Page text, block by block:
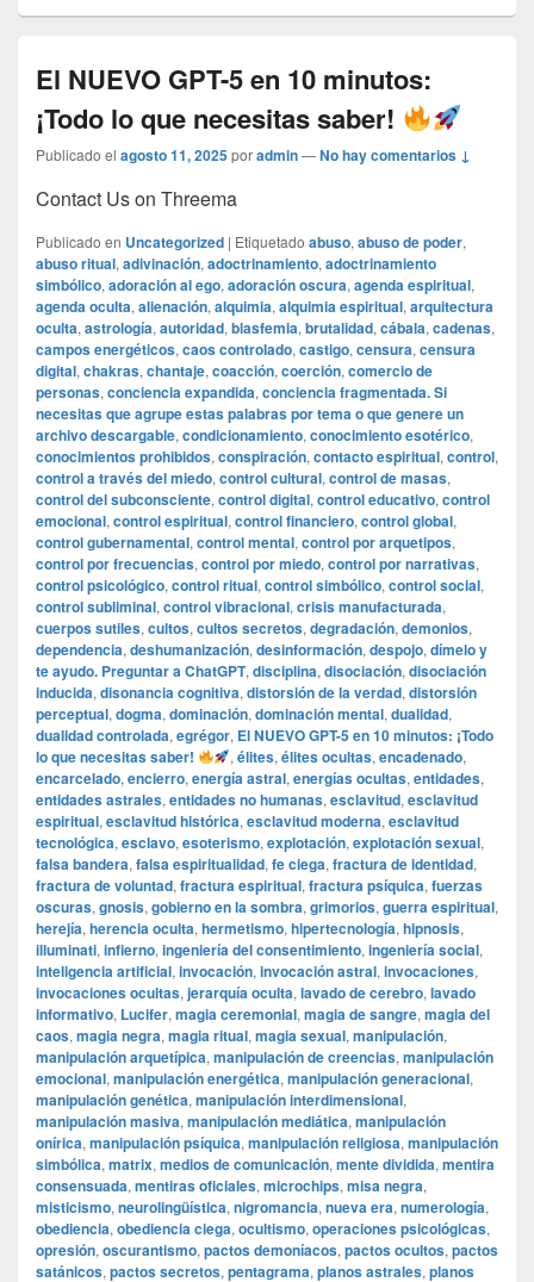
El NUEVO GPT-5 en 10 minutos:
¡Todo lo que necesitas saber!
Publicado el agosto 11, 2025poradmin—No hay comentarios ↓
Contact Us on Threema
Publicado en Uncategorized | Etiquetado abuso, abuso de poder,
abuso ritual, adivinación, adoctrinamiento, adoctrinamiento
simbólico, adoración al ego, adoración oscura, agenda espiritual,
agenda oculta, alienación, alquimia, alquimia espiritual, arquitectura
oculta, astrología, autoridad, blasfemia, brutalidad, cábala, cadenas,
campos energéticos, caos controlado, castigo, censura, censura
digital, chakras, chantaje, coacción, coerción, comercio de
personas, conciencia expandida, conciencia fragmentada. Si
necesitas que agrupe estas palabras por tema o que genere un
archivo descargable, condicionamiento, conocimiento esotérico,
conocimientos prohibidos, conspiración, contacto espiritual, control,
control a través del miedo, control cultural, control de masas,
control del subconsciente, control digital, control educativo, control
emocional, control espiritual, control financiero, control global,
control gubernamental, control mental, control por arquetipos,
control por frecuencias, control por miedo, control por narrativas,
control psicológico, control ritual, control simbólico, control social,
control subliminal, control vibracional, crisis manufacturada,
cuerpos sutiles, cultos, cultos secretos, degradación, demonios,
dependencia, deshumanización, desinformación, despojo, dímelo y
te ayudo. Preguntar a ChatGPT, disciplina, disociación, disociación
inducida, disonancia cognitiva, distorsión de la verdad, distorsión
perceptual, dogma, dominación, dominación mental, dualidad,
dualidad controlada, egrégor, El NUEVO GPT-5 en 10 minutos: ¡Todo
lo que necesitas saber!
,élites,élites ocultas,encadenado,
encarcelado, encierro, energía astral, energías ocultas, entidades,
entidades astrales, entidades no humanas, esclavitud, esclavitud
espiritual, esclavitud histórica, esclavitud moderna, esclavitud
tecnológica, esclavo, esoterismo, explotación, explotación sexual,
falsa bandera, falsa espiritualidad, fe ciega, fractura de identidad,
fractura de voluntad, fractura espiritual, fractura psíquica, fuerzas
oscuras, gnosis, gobierno en la sombra, grimorios, guerra espiritual,
herejía, herencia oculta, hermetismo, hipertecnología, hipnosis,
illuminati, infierno, ingeniería del consentimiento, ingeniería social,
inteligencia artificial, invocación, invocación astral, invocaciones,
invocaciones ocultas, jerarquía oculta, lavado de cerebro, lavado
informativo, Lucifer, magia ceremonial, magia de sangre, magia del
caos, magia negra, magia ritual, magia sexual, manipulación,
manipulación arquetípica, manipulación de creencias, manipulación
emocional, manipulación energética, manipulación generacional,
manipulación genética, manipulación interdimensional,
manipulación masiva, manipulación mediática, manipulación
onírica, manipulación psíquica, manipulación religiosa, manipulación
simbólica, matrix, medios de comunicación, mente dividida, mentira
consensuada, mentiras oficiales, microchips, misa negra,
misticismo, neurolingüística, nigromancia, nueva era, numerología,
obediencia, obediencia ciega, ocultismo, operaciones psicológicas,
opresión, oscurantismo, pactos demoníacos, pactos ocultos, pactos
satánicos, pactos secretos, pentagrama, planos astrales, planos